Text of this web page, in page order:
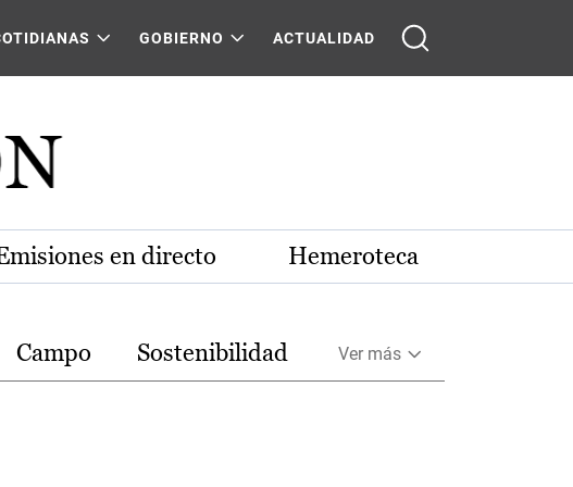
GOBIERNO ACTUALIDAD
en directo Hemeroteca
Campo Sostenibilidad Ver más